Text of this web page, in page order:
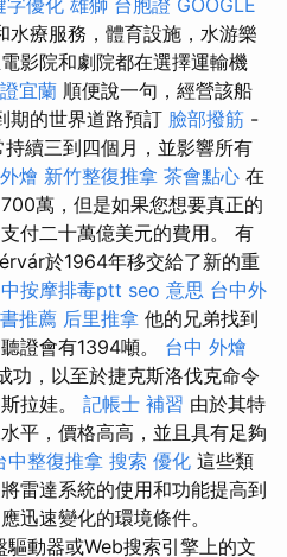
字優化 雄獅 台胞證 GOOGLE
水療服務，體育設施，水游樂
影院和劇院都在選擇運輸機
宜蘭 順便說一句，經營該船
期的世界道路預訂 臉部撥筋 -
持續三到四個月，並影響所有
燴 新竹整復推拿 茶會點心 在
萬，但是如果您想要真正的
付二十萬億美元的費用。 有
於1964年移交給了新的重
按摩排毒ptt seo 意思 台中外
推薦 后里推拿 他的兄弟找到
證會有1394噸。 台中 外燴
功，以至於捷克斯洛伐克命令
拉娃。 記帳士 補習 由於其特
平，價格高高，並且具有足夠
中整復推拿 搜索 優化 這些類
雷達系統的使用和功能提高到
迅速變化的環境條件。
動器或Web搜索引擎上的文